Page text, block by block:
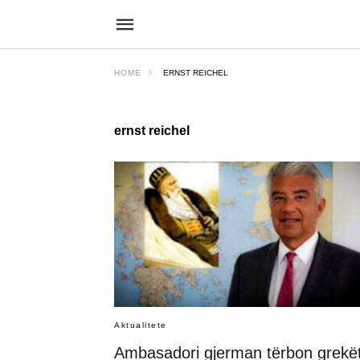
HOME ERNST REICHEL
ernst reichel
Aktualitete
Ambasadori gjerman tërbon